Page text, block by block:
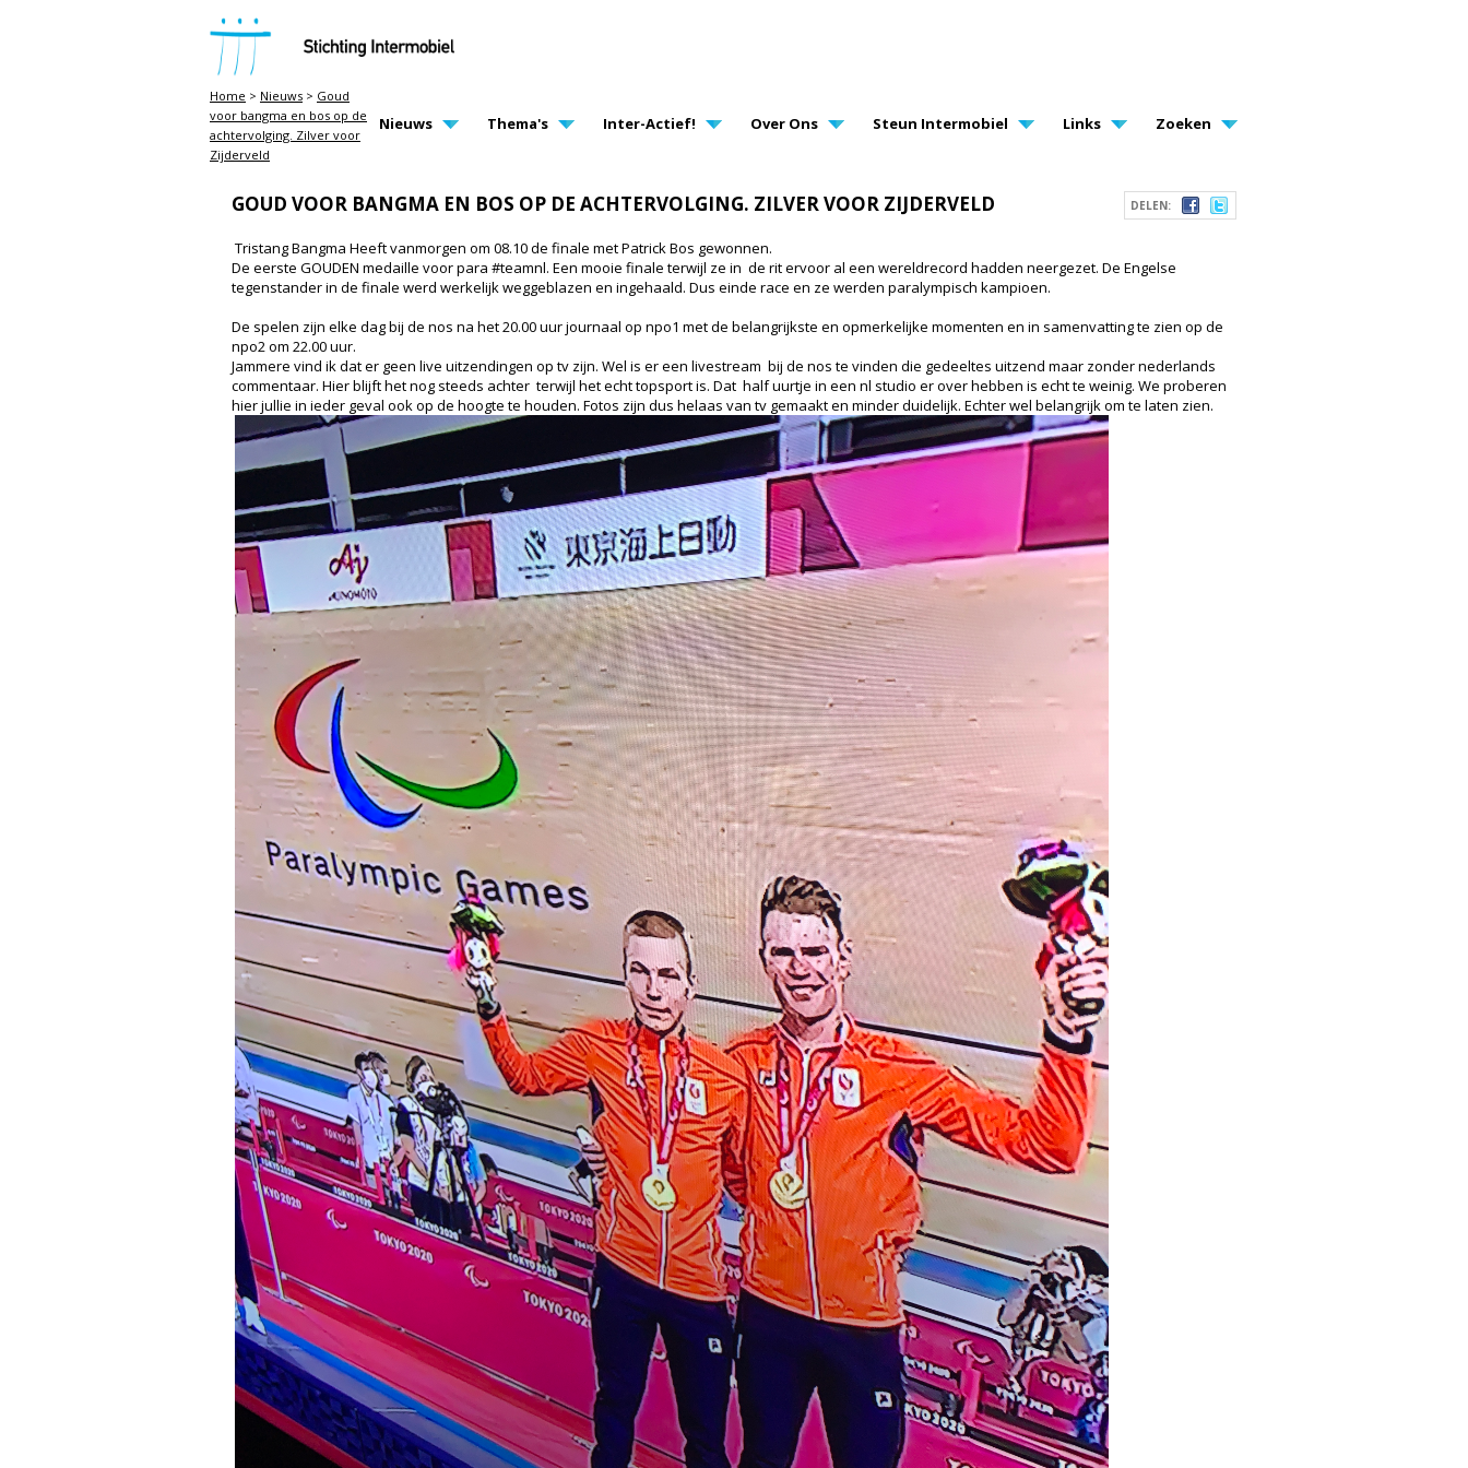
STICHTING INTERMOBIEL
MAIN PAGE NAVIGATION
Nieuws Thema's Inter-Actief! Over Ons Steun Intermobiel Links Zoeken
Home > Nieuws > Goud
voor bangma en bos op de
achtervolging. Zilver voor
Zijderveld
DELEN:
GOUD VOOR BANGMA EN BOS OP DE ACHTERVOLGING. ZILVER VOOR ZIJDERVELD
Tristang Bangma Heeft vanmorgen om 08.10 de finale met Patrick Bos gewonnen.
De eerste GOUDEN medaille voor para #teamnl. Een mooie finale terwijl ze in de rit ervoor al een wereldrecord hadden neergezet. De Engelse
tegenstander in de finale werd werkelijk weggeblazen en ingehaald. Dus einde race en ze werden paralympisch kampioen.
De spelen zijn elke dag bij de nos na het 20.00 uur journaal op npo1 met de belangrijkste en opmerkelijke momenten en in samenvatting te zien op de
npo2 om 22.00 uur.
Jammere vind ik dat er geen live uitzendingen op tv zijn. Wel is er een livestream bij de nos te vinden die gedeeltes uitzend maar zonder nederlands
commentaar. Hier blijft het nog steeds achter terwijl het echt topsport is. Dat half uurtje in een nl studio er over hebben is echt te weinig. We proberen
hier jullie in ieder geval ook op de hoogte te houden. Fotos zijn dus helaas van tv gemaakt en minder duidelijk. Echter wel belangrijk om te laten zien.